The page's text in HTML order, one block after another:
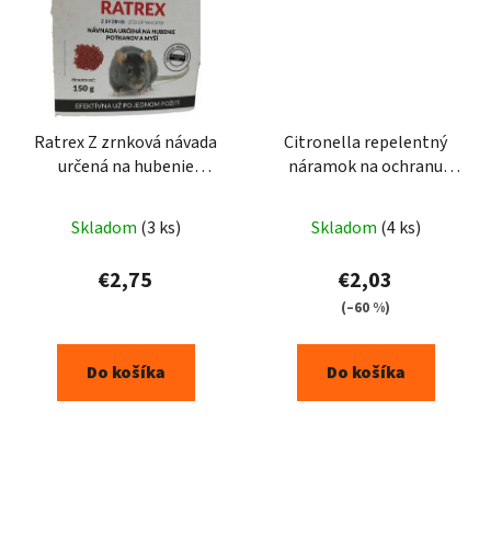
Ratrex Z zrnková návada
určená na hubenie
Skladom (3 ks)
€2,75
Do košíka
Citronella repelentný
náramok na ochranu
ruzový
Skladom (4 ks)
€2,03
(–60 %)
Do košíka